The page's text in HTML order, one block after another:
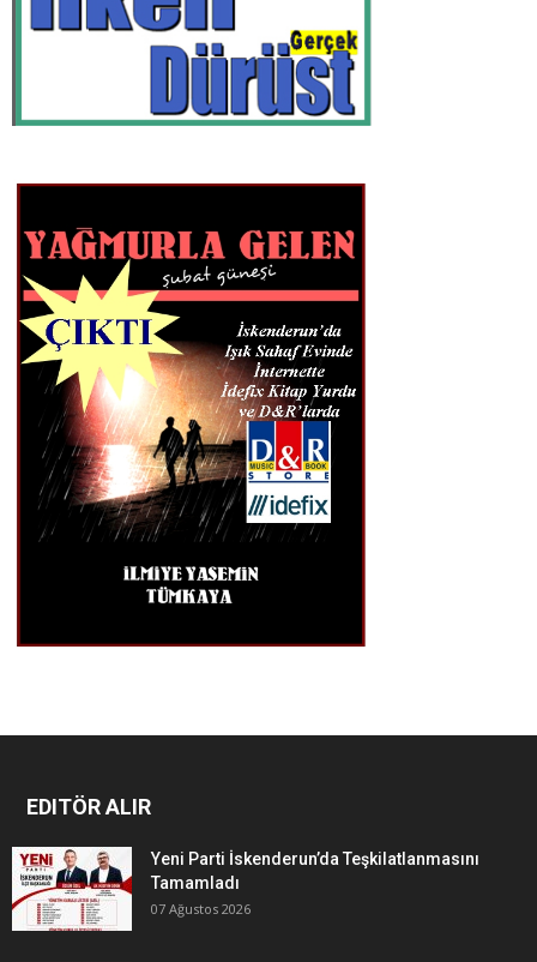
EDITÖR ALIR
Yeni Parti İskenderun’da Teşkilatlanmasını
Tamamladı
07 Ağustos 2026